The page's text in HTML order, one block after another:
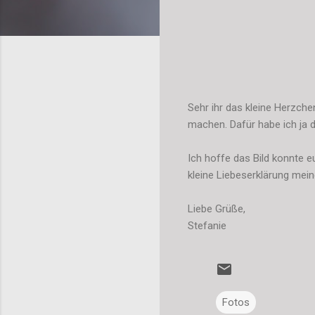
Sehr ihr das kleine
machen. Dafür habe ich ja
Ich hoffe das Bild konnte
kleine Liebeserklärung
Liebe Grüße,
Stefanie
Fotos